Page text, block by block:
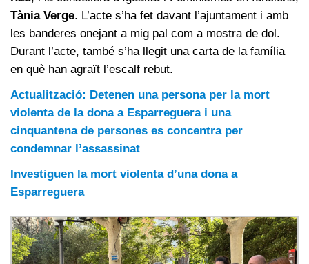
Tània Verge. L’acte s’ha fet davant l’ajuntament i amb
les banderes onejant a mig pal com a mostra de dol.
Durant l’acte, també s’ha llegit una carta de la família
en què han agraït l’escalf rebut.
Actualització: Detenen una persona per la mort
violenta de la dona a Esparreguera i una
cinquantena de persones es concentra per
condemnar l’assassinat
Investiguen la mort violenta d’una dona a
Esparreguera